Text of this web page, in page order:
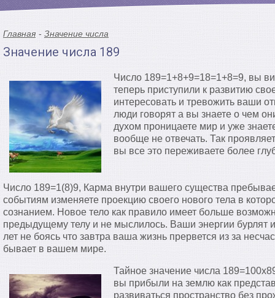
Главная Значение числа
Значение числа 189
Число 189=1+8+9=18=1+8=9, вы
теперь приступили к развитию
интересовать и тревожить ваши
люди говорят а вы знаете о чем
духом проницаете мир и уже
вообще не отвечать. Так
вы все это переживаете более
Число 189=1(8)9, Карма внутри вашего существа
событиям изменяете проекцию своего нового тела в
сознанием. Новое тело как правило имеет больше
предыдущему телу и не мыслилось. Ваши энергии бурлят
лет не боясь что завтра ваша жизнь прервется из за
бывает в вашем мире.
Тайное значение числа
вы прибыли на землю как
развиваться пространство без